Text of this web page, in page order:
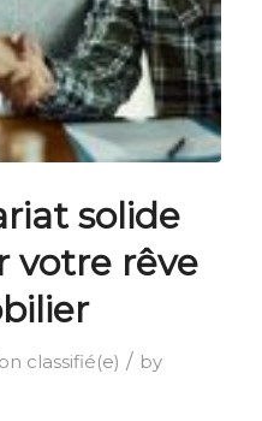
solide
votre rêve
classifié(e) / by